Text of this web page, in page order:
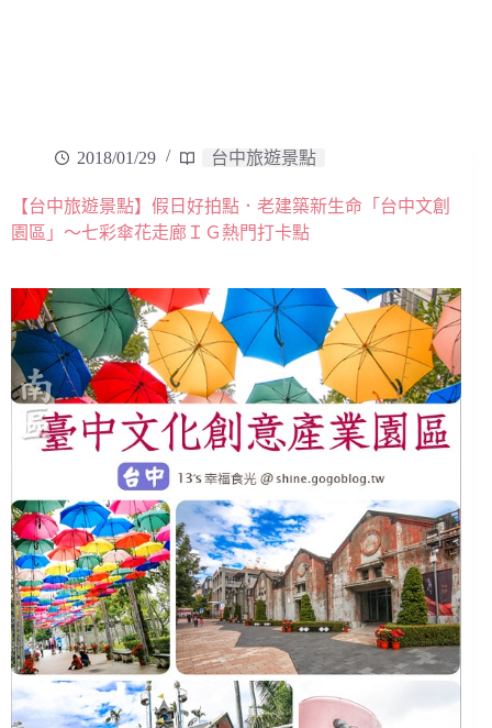
2018/01/29 台中旅遊景點
【台中旅遊景點】假日好拍點．老建築新生命「台中文創
園區」～七彩傘花走廊ＩＧ熱門打卡點